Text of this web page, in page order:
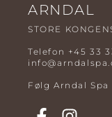
ARNDAL
STORE
Telefon +45 33
Følg Arndal Spa